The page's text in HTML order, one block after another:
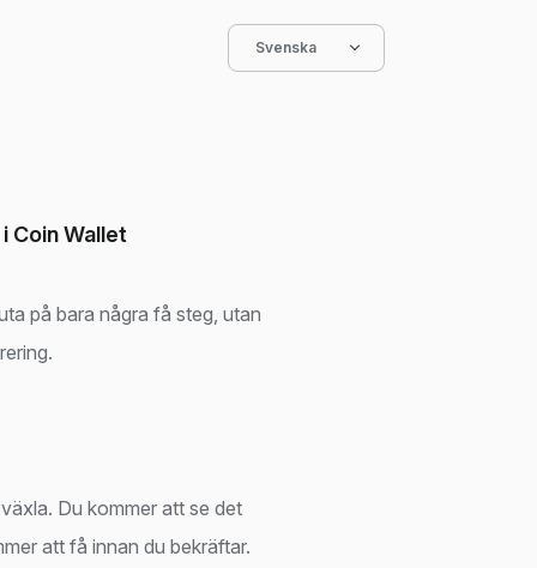
Svenska
Coin Wallet
på bara några få steg, utan
Du kommer att se det
att få innan du bekräftar.